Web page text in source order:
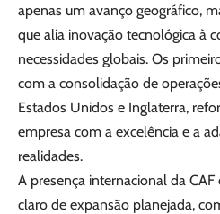
apenas um avanço geográfico,
que alia inovação tecnológica à
necessidades globais. Os
com a consolidação de
Estados Unidos e Inglaterra,
empresa com a excelência e a
realidades.
A presença internacional da
claro de expansão planejada,